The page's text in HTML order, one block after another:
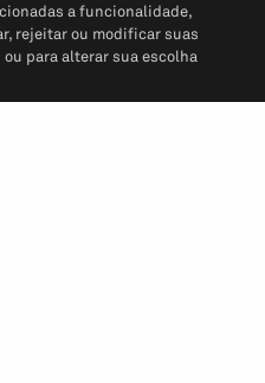
a funcionalidade,
rejeitar ou modificar suas
para alterar sua escolha